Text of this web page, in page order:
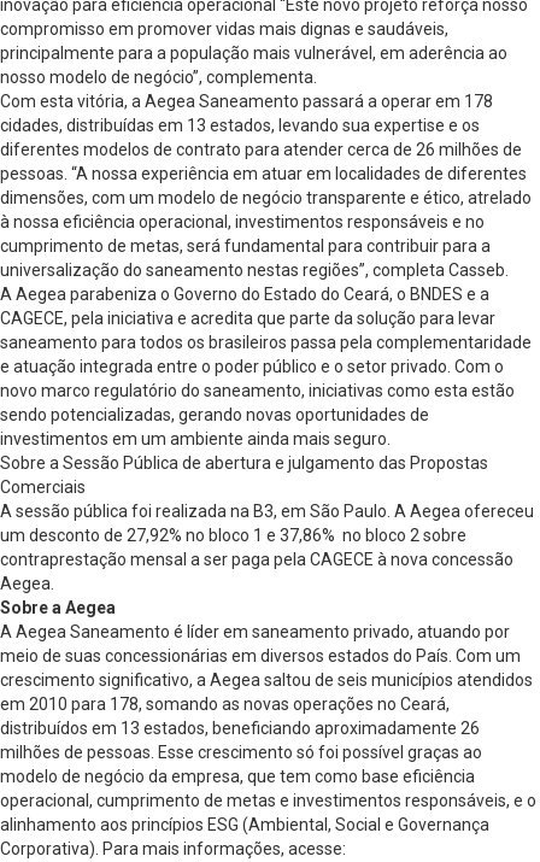
inovação para eficiência operacional “Este novo projeto reforça nosso
compromisso em promover vidas mais dignas e saudáveis,
principalmente para a população mais vulnerável, em aderência ao
nosso modelo de negócio”, complementa.
Com esta vitória, a Aegea Saneamento passará a operar em 178
cidades, distribuídas em 13 estados, levando sua expertise e os
diferentes modelos de contrato para atender cerca de 26 milhões de
pessoas. “A nossa experiência em atuar em localidades de diferentes
dimensões, com um modelo de negócio transparente e ético, atrelado
à nossa eficiência operacional, investimentos responsáveis e no
cumprimento de metas, será fundamental para contribuir para a
universalização do saneamento nestas regiões”, completa Casseb.
A Aegea parabeniza o Governo do Estado do Ceará, o BNDES e a
CAGECE, pela iniciativa e acredita que parte da solução para levar
saneamento para todos os brasileiros passa pela complementaridade
e atuação integrada entre o poder público e o setor privado. Com o
novo marco regulatório do saneamento, iniciativas como esta estão
sendo potencializadas, gerando novas oportunidades de
investimentos em um ambiente ainda mais seguro.
Sobre a Sessão Pública de abertura e julgamento das Propostas
Comerciais
A sessão pública foi realizada na B3, em São Paulo. A Aegea ofereceu
um desconto de 27,92% no bloco 1 e 37,86% no bloco 2 sobre
contraprestação mensal a ser paga pela CAGECE à nova concessão
Aegea.
Sobre a Aegea
A Aegea Saneamento é líder em saneamento privado, atuando por
meio de suas concessionárias em diversos estados do País. Com um
crescimento significativo, a Aegea saltou de seis municípios atendidos
em 2010 para 178, somando as novas operações no Ceará,
distribuídos em 13 estados, beneficiando aproximadamente 26
milhões de pessoas. Esse crescimento só foi possível graças ao
modelo de negócio da empresa, que tem como base eficiência
operacional, cumprimento de metas e investimentos responsáveis, e o
alinhamento aos princípios ESG (Ambiental, Social e Governança
Corporativa). Para mais informações, acesse: